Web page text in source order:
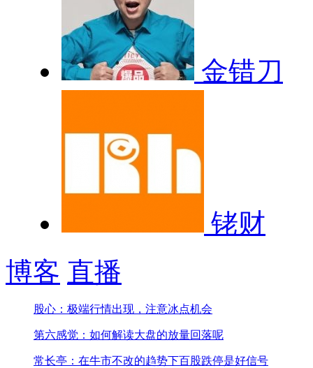
金错刀
铑财
博客 直播
股心：极端行情出现，注意冰点机会
第六感觉：如何解读大盘的放量回落呢
常长亭：在牛市不改的趋势下百股跌停是好信号